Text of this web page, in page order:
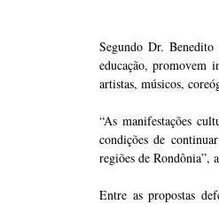
Segundo Dr.
educação, promovem
artistas, músicos,
“As manifestações
condições de
regiões de Rondônia”,
Entre as propostas